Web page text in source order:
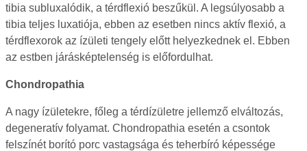
tibia subluxalódik, a térdflexió beszűkül. A legsúlyosabb a
tibia teljes luxatiója, ebben az esetben nincs aktív flexió, a
térdflexorok az ízületi tengely előtt helyezkednek el. Ebben
az estben járásképtelenség is előfordulhat.
Chondropathia
A nagy ízületekre, főleg a térdízületre jellemző elváltozás,
degeneratív folyamat. Chondropathia esetén a csontok
felszínét borító porc vastagsága és teherbíró képessége